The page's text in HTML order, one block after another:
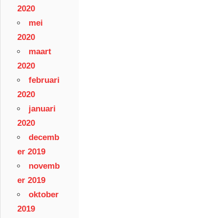
2020
mei
2020
maart
2020
februari
2020
januari
2020
decemb
er 2019
novemb
er 2019
oktober
2019